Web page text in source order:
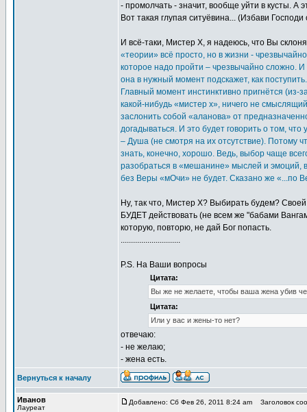
- промолчать - значит, вообще уйти в кусты. А
Вот такая глупая ситуёвина... (Избави
И всё-таки, Мистер Х, я надеюсь, что Вы
«теории» всё просто, но в жизни -
которое надо пройти – чрезвычайно сложно.
она в нужный момент подскажет, как
Главный момент инстинктивно пригнётся (из-
какой-нибудь «мистер х», ничего не
заслонить собой «аланова» от
догадываться. И это будет говорить о том,
– Душа (не смотря на их отсутствие). Потому
знать, конечно, хорошо. Ведь, выбор чаще
разобраться в «мешанине» мыслей и эмоций,
без Веры «мОчи» не будет. Сказано же «...по
Ну, так что, Мистер Х? Выбирать будем? Своей
БУДЕТ действовать (не всем же "бабами
которую, повторю, не дай Бог попасть.
.............................
P.S. На Ваши вопросы
Цитата:
Вы же не желаете, чтобы ваша жена убив
Цитата:
Или у вас и жены-то нет?
отвечаю:
- не желаю;
- жена есть.
Вернуться к началу
Иванов
Лауреат
Добавлено: Сб Фев 26, 2011 8:24 am Заголовок